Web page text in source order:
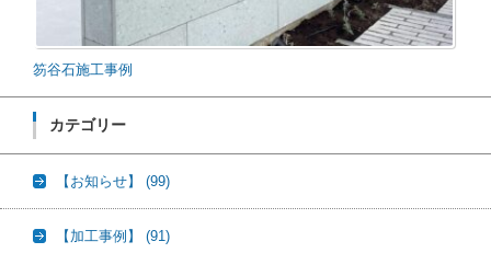
笏谷石施工事例
カテゴリー
【お知らせ】 (99)
【加工事例】 (91)